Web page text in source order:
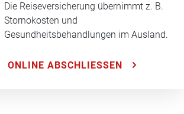
Die Reiseversicherung übernimmt z. B.
Stornokosten und
Gesundheitsbehandlungen im Ausland.
ONLINE ABSCHLIESSEN